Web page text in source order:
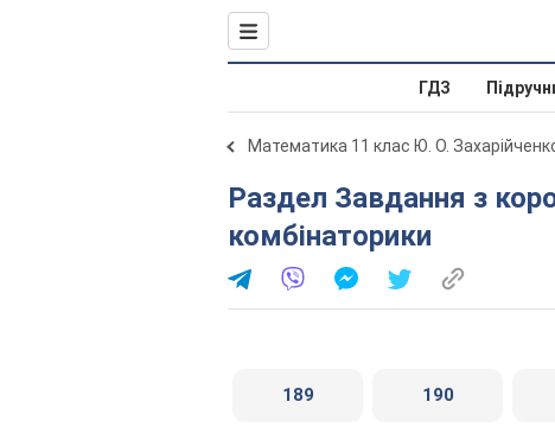
ГДЗ
Математика 11 клас Ю. О.
Раздел Завдання з короткою відповіддю. Елементи
комбінаторики
189 190